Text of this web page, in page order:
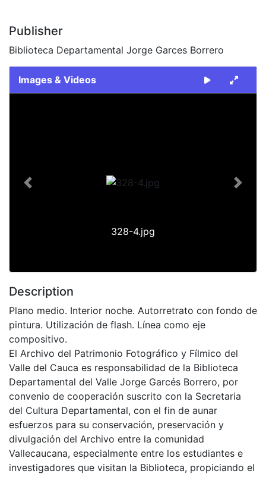
Publisher
Biblioteca Departamental Jorge Garces Borrero
Images & Videos
328-4.jpg
Previous Next
Description
Plano medio. Interior noche. Autorretrato con fondo de
pintura. Utilización de flash. Línea como eje
compositivo.
El Archivo del Patrimonio Fotográfico y Fílmico del
Valle del Cauca es responsabilidad de la Biblioteca
Departamental del Valle Jorge Garcés Borrero, por
convenio de cooperación suscrito con la Secretaria
del Cultura Departamental, con el fin de aunar
esfuerzos para su conservación, preservación y
divulgación del Archivo entre la comunidad
Vallecaucana, especialmente entre los estudiantes e
investigadores que visitan la Biblioteca, propiciando el